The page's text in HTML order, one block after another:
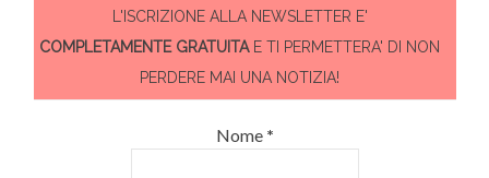
L'ISCRIZIONE ALLA NEWSLETTER E'
COMPLETAMENTE GRATUITAE TI PERMETTERA' DI NON
PERDERE MAI UNA NOTIZIA!
Nome *